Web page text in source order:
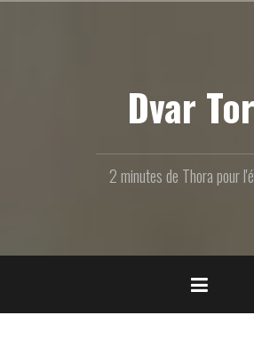
Dvar
2 minutes de Thora pour